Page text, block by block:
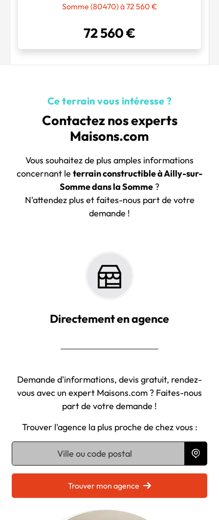
Somme (80470) à 72 560 €
72 560 €
Ce terrain vous intéresse ?
Contactez nos experts
Maisons.com
Vous souhaitez de plus amples informations
concernant le terrain constructible à Ailly-sur-
Somme dans la Somme ?
N'attendez plus et faites-nous part de votre
demande !
Directement en agence
Demande d'informations, devis gratuit, rendez-
vous avec un expert Maisons.com ? Faites-nous
part de votre demande !
Trouver l'agence la plus proche de chez vous :
Chargement...
Trouver mon agence